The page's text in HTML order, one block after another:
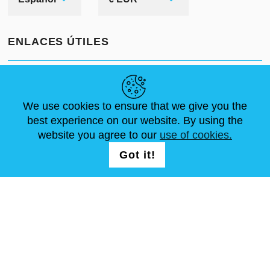
ENLACES ÚTILES
ABOUT USTAMAÑOS ESTÁNDAR
CONTÁCTANOS
SÍGUENOS
REGISTRATION
We use cookies to ensure that we give you the
best experience on our website. By using the
website you agree to our use of cookies.
Got it!